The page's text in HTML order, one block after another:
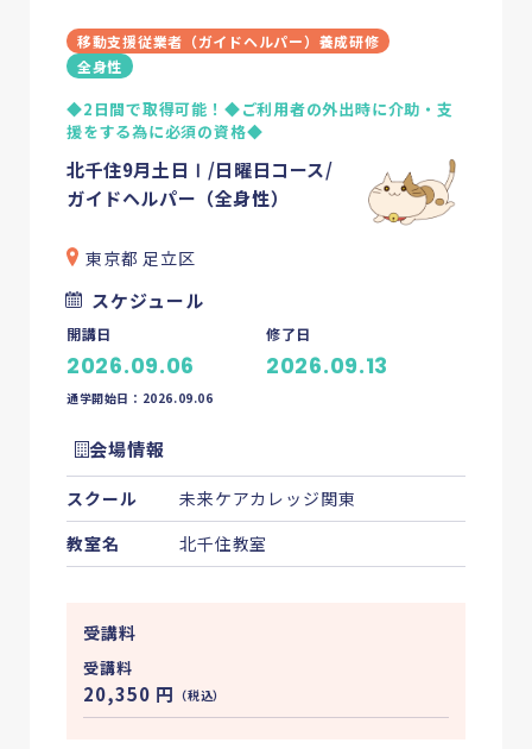
移動支援従業者（ガイドヘルパー）養成研修
全身性
◆2日間で取得可能！◆ご利用者の外出時に介助・支
援をする為に必須の資格◆
北千住9月土日Ⅰ/日曜日コース/
ガイドヘルパー（全身性）
東京都 足立区
スケジュール
開講日
2026.09.06
修了日
2026.09.13
通学開始日：2026.09.06
会場情報
スクール
未来ケアカレッジ関東
教室名
北千住教室
受講料
受講料
20,350 円 （税込）